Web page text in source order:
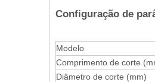
Configuração de
Modelo
Comprimento de corte
Diâmetro de corte (mm)